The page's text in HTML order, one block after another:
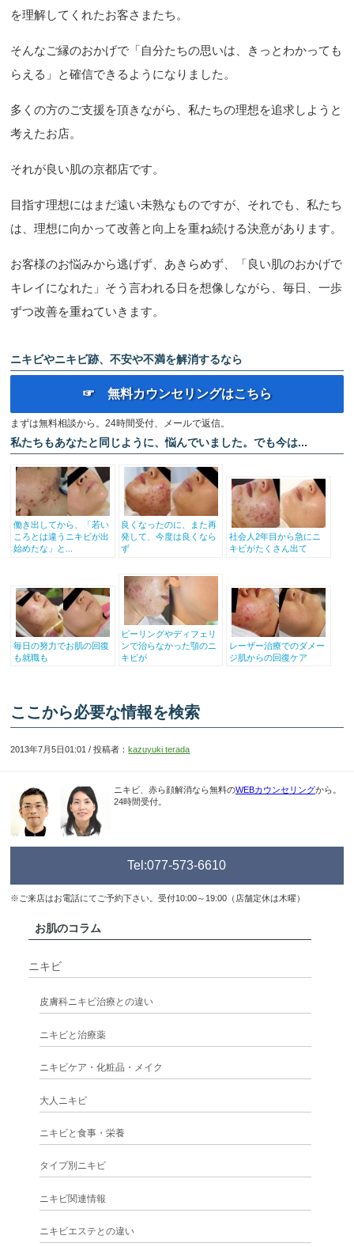
を理解してくれたお客さまたち。
そんなご縁のおかげで「自分たちの思いは、きっとわかっても
らえる」と確信できるようになりました。
多くの方のご支援を頂きながら、私たちの理想を追求しようと
考えたお店。
それが良い肌の京都店です。
目指す理想にはまだ遠い未熟なものですが、それでも、私たち
は、理想に向かって改善と向上を重ね続ける決意があります。
お客様のお悩みから逃げず、あきらめず、「良い肌のおかげで
キレイになれた」そう言われる日を想像しながら、毎日、一歩
ずつ改善を重ねていきます。
ニキビやニキビ跡、不安や不満を解消するなら
☞ 無料カウンセリングはこちら
まずは無料相談から。24時間受付、メールで返信。
私たちもあなたと同じように、悩んでいました。でも今は...
働き出してから、「若い
ころとは違うニキビが出
始めたな」と...
良くなったのに、また再
発して、今度は良くなら
ず
社会人2年目から急にニ
キビがたくさん出て
毎日の努力でお肌の回復
も就職も
ピーリングやディフェリ
ンで治らなかった顎のニ
キビが
レーザー治療でのダメー
ジ肌からの回復ケア
ここから必要な情報を検索
2013年7月5日01:01 / 投稿者：kazuyuki terada
ニキビ、赤ら顔解消なら無料のWEBカウンセリングから。
24時間受付。
Tel:077-573-6610
※ご来店はお電話にてご予約下さい。受付10:00～19:00（店舗定休は木曜）
お肌のコラム
ニキビ
皮膚科ニキビ治療との違い
ニキビと治療薬
ニキビケア・化粧品・メイク
大人ニキビ
ニキビと食事・栄養
タイプ別ニキビ
ニキビ関連情報
ニキビエステとの違い